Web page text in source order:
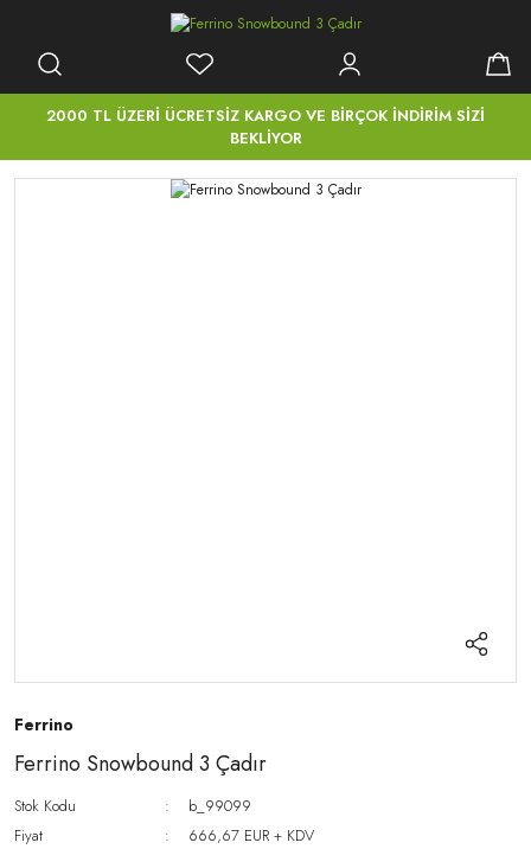
2000 TL ÜZERİ ÜCRETSİZ KARGO VE BİRÇOK İNDİRİM SİZİ
BEKLİYOR
Ferrino
Ferrino Snowbound 3 Çadır
Stok Kodu
b_99099
Fiyat
666,67 EUR + KDV